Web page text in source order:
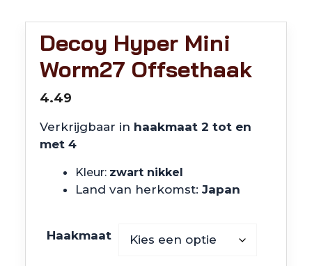
Decoy Hyper Mini
Worm27 Offsethaak
4.49
Verkrijgbaar in haakmaat 2 tot en
met 4
Kleur: zwart nikkel
Land van herkomst: Japan
Haakmaat